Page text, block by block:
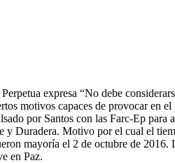
expresa “No debe
motivos capaces de provocar en
por Santos con las Farc-Ep
y Duradera. Motivo por el cual el
mayoría el 2 de octubre de 2016.
en Paz.